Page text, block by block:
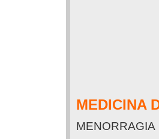
MEDICINA
MENORRAGIA